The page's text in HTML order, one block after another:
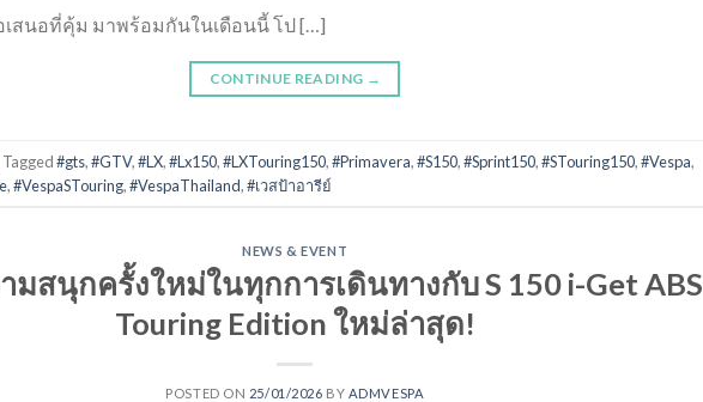
สนอที่คุ้ม มาพร้อมกันในเดือนนี้ โป […]
CONTINUE READING →
Tagged#gts,#GTV,#LX,#Lx150,#LXTouring150,#Primavera,#S150,#Sprint150,#STouring150,#Vespa,
,#VespaSTouring,#VespaThailand,#เวสป้าอารีย์
NEWS & EVENT
มสนุกครั้งใหม่ในทุกการเดินทางกับ S 150 i-Get ABS
Touring Edition ใหม่ล่าสุด!
POSTED ON 25/01/2026 BY ADMVESPA